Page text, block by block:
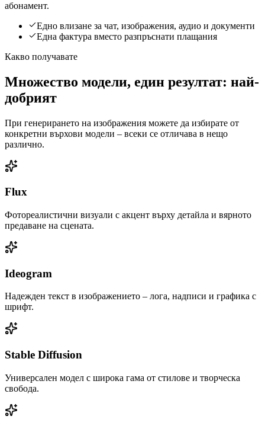
абонамент.
Едно влизане за чат, изображения, аудио и документи
Една фактура вместо разпръснати плащания
Какво получавате
Множество модели, един резултат: най-
добрият
При генерирането на изображения можете да избирате от
конкретни върхови модели – всеки се отличава в нещо
различно.
Flux
Фотореалистични визуали с акцент върху детайла и вярното
предаване на сцената.
Ideogram
Надежден текст в изображението – лога, надписи и графика с
шрифт.
Stable Diffusion
Универсален модел с широка гама от стилове и творческа
свобода.